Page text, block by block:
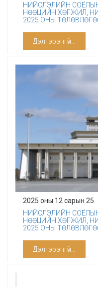
НИЙСЛЭЛИЙН
НӨӨЦИЙН ХӨГЖИЛ,
2025 ОНЫ
Дэлгэрэнгүй...
2025 оны 12 сарын 25
НИЙСЛЭЛИЙН
НӨӨЦИЙН ХӨГЖИЛ,
2025 ОНЫ
Дэлгэрэнгүй...